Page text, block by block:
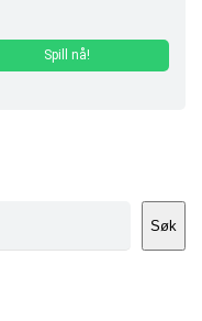
Spill nå!
Søk